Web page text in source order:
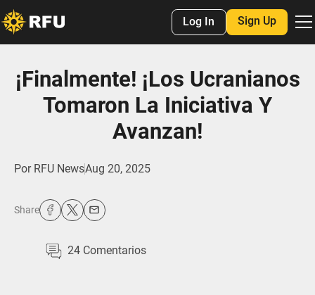
Log In Sign Up
¡Finalmente! ¡Los Ucranianos
Tomaron La Iniciativa Y
Avanzan!
Por RFU NewsAug 20, 2025
Share
24 Comentarios